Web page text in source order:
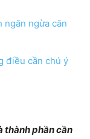
ngăn ngừa căn
điều cần chú ý
thành phần cần